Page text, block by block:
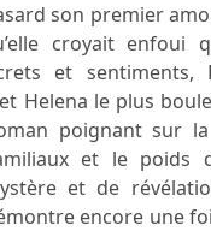
son premier
croyait enfoui
et sentiments,
Helena le plus
poignant sur
et le poids
et de
encore une